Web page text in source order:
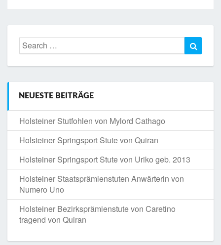
Search
for:
NEUESTE BEITRÄGE
Holsteiner Stutfohlen von Mylord Cathago
Holsteiner Springsport Stute von Quiran
Holsteiner Springsport Stute von Uriko geb. 2013
Holsteiner Staatsprämienstuten Anwärterin von
Numero Uno
Holsteiner Bezirksprämienstute von Caretino
tragend von Quiran